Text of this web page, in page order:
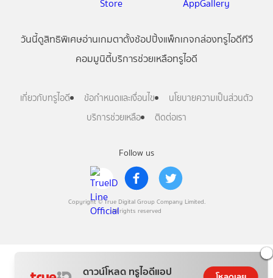
ดาวน์โหลด ทรูไอดีแอป
Follow us
Copyright © True Digital Group Company Limited.
All rights reserved
วันนี้ดูสิทธิพิเศษอ่านเกมตาตั้งช้อปปิ้งแพ็กเกจกล่องทรูไอดีทีวี
คอมมูนิตี้บริการช่วยเหลือทรูไอดี
เกี่ยวกับทรูไอดี ข้อกำหนดและเงื่อนไข
นโยบายความเป็นส่วนตัว
บริการช่วยเหลือ
ติดต่อเรา